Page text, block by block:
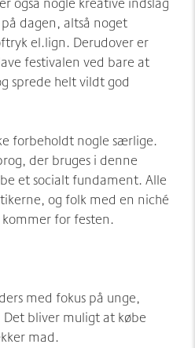
dagen, altså noget
el.lign. Derudover er
festivalen ved bare at
sprede helt vildt god
forbeholdt nogle særlige.
der bruges i denne
et socialt fundament. Alle
og folk med en niché
for festen.
med fokus på unge,
bliver muligt at købe
mad.